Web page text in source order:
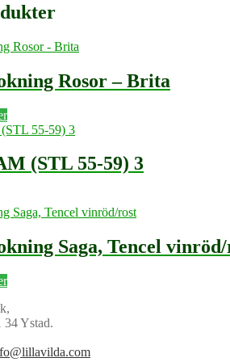
Rosor – Brita
(STL 55-59) 3
Saga, Tencel
34 Ystad.